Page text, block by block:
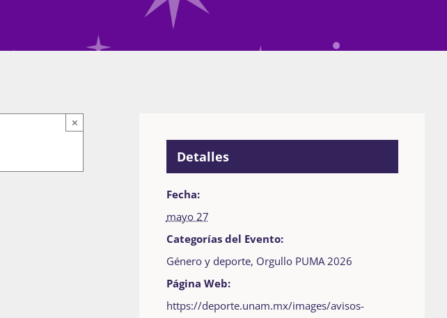
×
Detalles
Fecha:
mayo 27
Categorías del Evento:
Género y deporte, Orgullo PUMA 2026
Página Web:
https://deporte.unam.mx/images/avisos-